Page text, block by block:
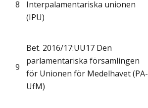
8
Interpalamentariska unionen
(IPU)
9
Bet. 2016/17:UU17 Den
parlamentariska församlingen
för Unionen för Medelhavet (PA-
UfM)